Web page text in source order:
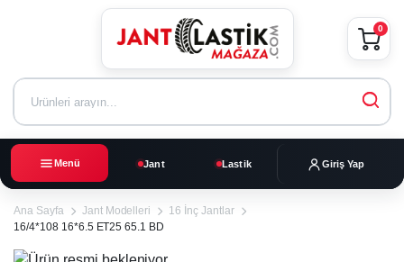
Menü Jant Lastik Giriş Yap
0
Ana Sayfa Jant Modelleri
16 İnç Jantlar
16/4*108 16*6.5 ET25 65.1 BD